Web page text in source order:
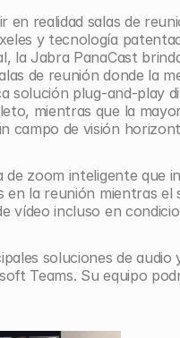
en realidad salas de
y tecnología
la Jabra PanaCast
de reunión donde la
solución plug-and-play
mientras que la
campo de visión
de zoom inteligente que
la reunión mientras el
vídeo incluso en
soluciones de
Teams. Su equipo